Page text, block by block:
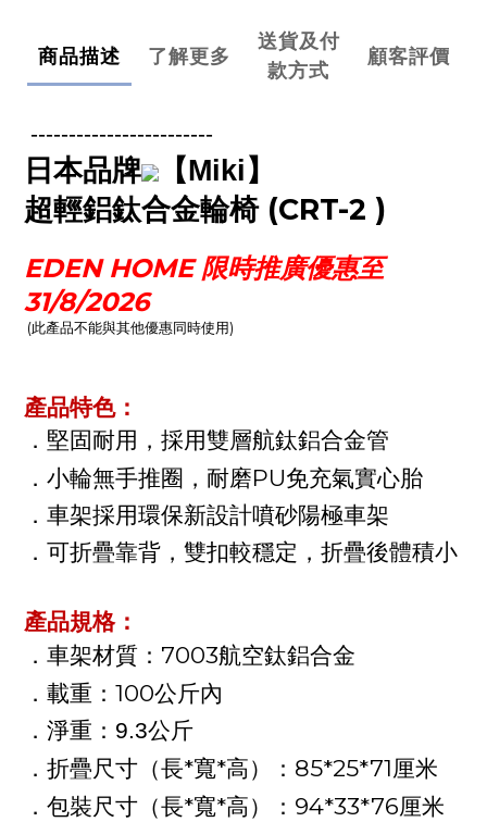
商品描述 了解更多
送貨及付
款方式
顧客評價
------------------------
日本品牌 【Miki 】
超輕鋁鈦合金輪椅(CRT-2 )
EDEN HOME 限時推廣優惠至
31/8/2026
(此產品不能與其他優惠同時使用)
產品特色：
．堅固耐用，採用雙層航鈦鋁合金管
．小輪無手推圈，耐磨PU免充氣實心胎
．車架採用環保新設計噴砂陽極車架
．可折疊靠背，雙扣較穩定，折疊後體積小
產品規格：
．車架材質： 7003航空鈦鋁合金
．載重： 100公斤內
．淨重：9.3公斤
．折疊尺寸（長*寬*高）： 85*25*71厘米
．包裝尺寸（長*寬*高）： 94*33*76厘米